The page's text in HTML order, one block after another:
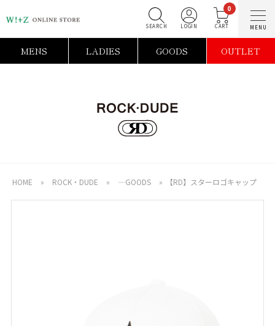
0
MENS LADIES GOODS OUTLET
HOME » ROCK・DUDE » ―GOODS » 【RD】スターロゴキャップ